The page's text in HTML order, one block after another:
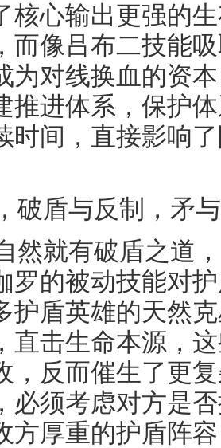
核心输出更强的
而像吕布二技能
为对线换血的资
推进体系，保护
时间，直接影响
破盾与反制，矛
然就有破盾之道
罗的被动技能对
护盾英雄的天然
直击生命本源，
，反而催生了更
必须考虑对方是
方厚重的护盾阵